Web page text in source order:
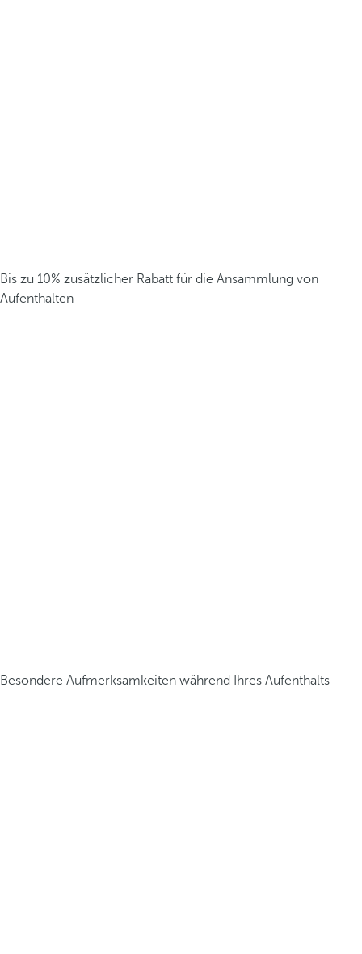
Bis zu 10% zusätzlicher Rabatt für die Ansammlung von
Aufenthalten
Besondere Aufmerksamkeiten während Ihres Aufenthalts